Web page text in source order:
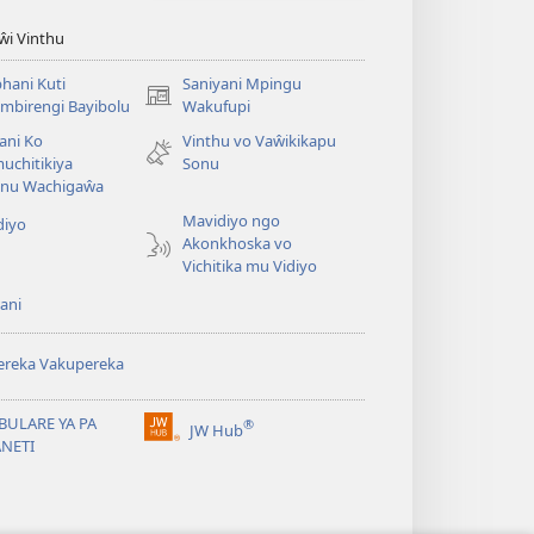
Vinthu
Kuti
Bayibolu
Saniyani Mpingu
Wakufupi
(Lajula
Linyaki)
Ko
Wachigaŵa
Vinthu vo Vaŵikikapu
Sonu
Mavidiyo ngo
Akonkhoska vo
Vichitika mu Vidiyo
Vakupereka
YA PA
JW Hub®
(Lajula